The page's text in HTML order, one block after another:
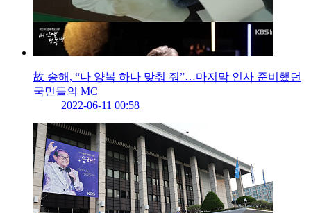
故 송해, “나 양복 하나 맞춰 줘”…마지막 인사 준비했던
국민들의 MC
2022-06-11 00:58